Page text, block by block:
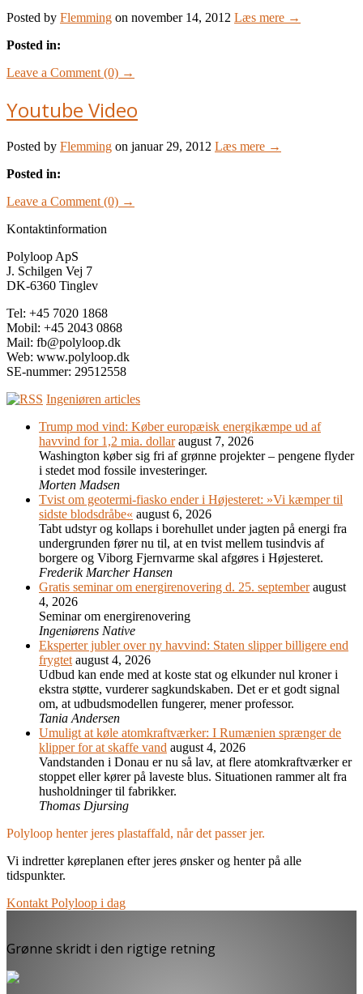
Posted by Flemming on november 14, 2012 Læs mere →
Posted in:
Leave a Comment (0) →
Youtube Video
Posted by Flemming on januar 29, 2012 Læs mere →
Posted in:
Leave a Comment (0) →
Kontaktinformation
Polyloop ApS
J. Schilgen Vej 7
DK-6360 Tinglev
Tel: +45 7020 1868
Mobil: +45 2043 0868
Mail: fb@polyloop.dk
Web: www.polyloop.dk
SE-nummer: 29512558
Ingeniøren articles
Trump mod vind: Køber europæisk energikæmpe ud af
havvind for 1,2 mia. dollar august 7, 2026
Washington køber sig fri af grønne projekter – pengene flyder
i stedet mod fossile investeringer.
Morten Madsen
Tvist om geotermi-fiasko ender i Højesteret: »Vi kæmper til
sidste blodsdråbe« august 6, 2026
Tabt udstyr og kollaps i borehullet under jagten på energi fra
undergrunden fører nu til, at en tvist mellem tusindvis af
borgere og Viborg Fjernvarme skal afgøres i Højesteret.
Frederik Marcher Hansen
Gratis seminar om energirenovering d. 25. september august
4, 2026
Seminar om energirenovering
Ingeniørens Native
Eksperter jubler over ny havvind: Staten slipper billigere end
frygtet august 4, 2026
Udbud kan ende med at koste stat og elkunder nul kroner i
ekstra støtte, vurderer sagkundskaben. Det er et godt signal
om, at udbudsmodellen fungerer, mener professor.
Tania Andersen
Umuligt at køle atomkraftværker: I Rumænien sprænger de
klipper for at skaffe vand august 4, 2026
Vandstanden i Donau er nu så lav, at flere atomkraftværker er
stoppet eller kører på laveste blus. Situationen rammer alt fra
husholdninger til fabrikker.
Thomas Djursing
Polyloop henter jeres plastaffald, når det passer jer.
Vi indretter køreplanen efter jeres ønsker og henter på alle
tidspunkter.
Kontakt Polyloop i dag
Grønne skridt i den rigtige retning